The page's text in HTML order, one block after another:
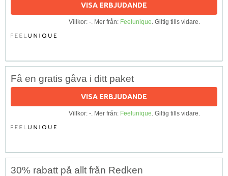
VISA ERBJUDANDE
Villkor: -. Mer från: Feelunique. Giltig tills vidare.
Få en gratis gåva i ditt paket
VISA ERBJUDANDE
Villkor: -. Mer från: Feelunique. Giltig tills vidare.
30% rabatt på allt från Redken